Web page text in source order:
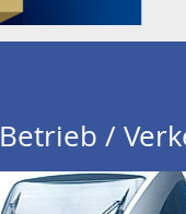
Betrieb /